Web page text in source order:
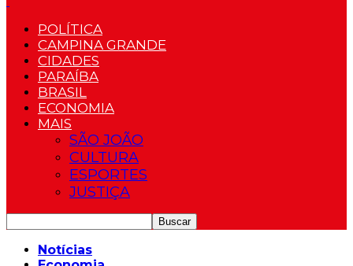
POLÍTICA
CAMPINA GRANDE
CIDADES
PARAÍBA
BRASIL
ECONOMIA
MAIS
SÃO JOÃO
CULTURA
ESPORTES
JUSTIÇA
Notícias